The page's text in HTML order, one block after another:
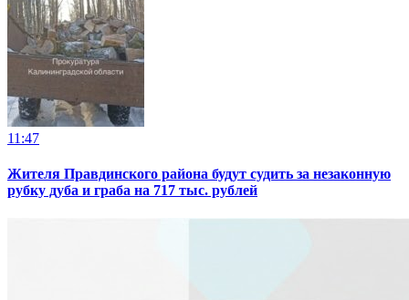
11:47
Жителя Правдинского района будут судить за незаконную
рубку дуба и граба на 717 тыс. рублей